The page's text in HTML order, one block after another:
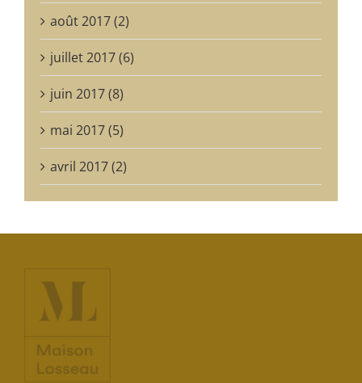
août 2017 (2)
juillet 2017 (6)
juin 2017 (8)
mai 2017 (5)
avril 2017 (2)